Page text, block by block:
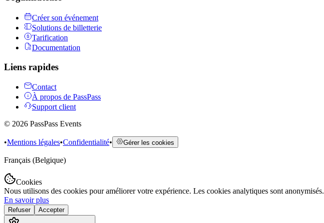
Créer son événement
Solutions de billetterie
Tarification
Documentation
Liens rapides
Contact
À propos de PassPass
Support client
© 2026 PassPass Events
•Mentions légales•Confidentialité• Gérer les cookies
Français (Belgique)
Cookies
Nous utilisons des cookies pour améliorer votre expérience. Les cookies analytiques sont anonymisés.
En savoir plus
Refuser Accepter